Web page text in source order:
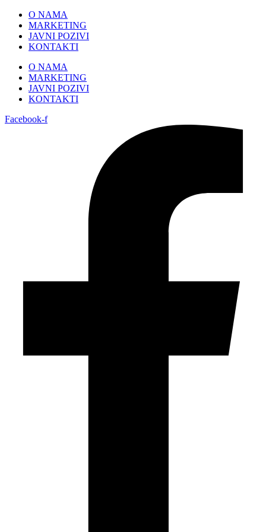
Skip
content
O NAMA
MARKETING
JAVNI POZIVI
KONTAKTI
O NAMA
MARKETING
JAVNI POZIVI
KONTAKTI
Facebook-f